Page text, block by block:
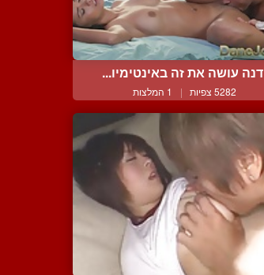
דנה עושה את זה באינטימיו...
5282 צפיות | 1 המלצות